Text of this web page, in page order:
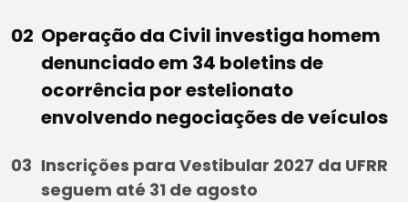
Operação da Civil investiga homem
denunciado em 34 boletins de
ocorrência por estelionato
envolvendo negociações de veículos
Inscrições para Vestibular 2027 da UFRR
seguem até 31 de agosto